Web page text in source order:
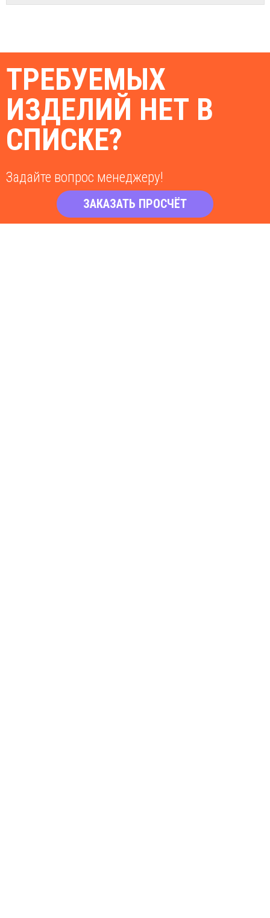
ТРЕБУЕМЫХ
ИЗДЕЛИЙ НЕТ В
СПИСКЕ?
Задайте вопрос менеджеру!
ЗАКАЗАТЬ ПРОСЧЁТ